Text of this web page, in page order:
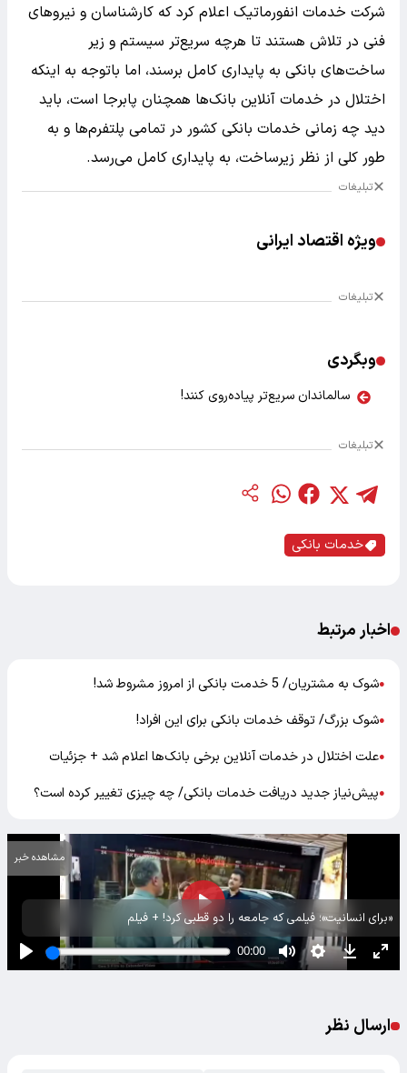
شرکت خدمات انفورماتیک اعلام کرد که کارشناسان و نیرو‌های
فنی در تلاش هستند تا هرچه سریع‌تر سیستم و زیر
ساخت‌های بانکی به پایداری کامل برسند، اما باتوجه به اینکه
اختلال در خدمات آنلاین بانک‌ها همچنان پابرجا است، باید
دید چه زمانی خدمات بانکی کشور در تمامی پلتفرم‌ها و به
طور کلی از نظر زیرساخت، به پایداری کامل می‌رسد.
تبلیغات
ویژه اقتصاد ایرانی
تبلیغات
وبگردی
سالماندان سریع‌تر پیاده‌روی کنند!
تبلیغات
خدمات بانکی
اخبار مرتبط
●شوک به مشتریان/ 5 خدمت بانکی از امروز مشروط شد!
●شوک بزرگ/ توقف خدمات بانکی برای این افراد!
●علت اختلال در خدمات آنلاین برخی بانک‌ها اعلام شد + جزئیات
●پیش‌نیاز جدید دریافت خدمات بانکی/ چه چیزی تغییر کرده است؟
«برای انسانیت»؛ فیلمی که جامعه را دو قطبی کرد! + فیلم
مشاهده خبر
ارسال نظر